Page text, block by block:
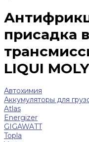
присадка
LIQUI
Автохимия
Аккумуляторы для
Atlas
Energizer
GIGAWATT
Topla